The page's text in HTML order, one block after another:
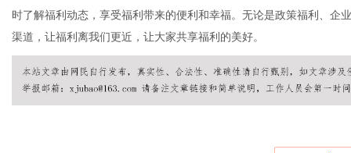
时了解福利动态，享受福利带来的便利和幸福。无论是政策福利、企
渠道，让福利离我们更近，让大家共享福利的美好。